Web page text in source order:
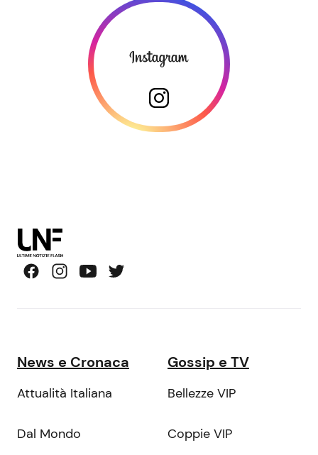
News e Cronaca
Attualità Italiana
Dal Mondo
Gossip e TV
Bellezze VIP
Coppie VIP